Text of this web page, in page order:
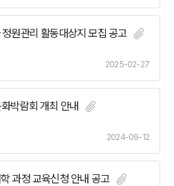
원관리 활동대상지 모집 공고
2025-02-27
박람회 개최 안내
2024-09-12
과정 교육신청 안내 공고